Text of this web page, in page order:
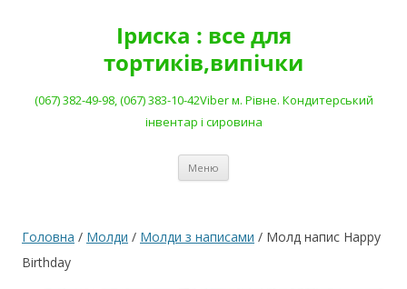
Іриска : все для
тортиків,випічки
(067) 382-49-98, (067) 383-10-42Viber м. Рівне. Кондитерський
інвентар і сировина
Меню
Головна / Молди / Молди з написами / Молд напис Happy
Birthday